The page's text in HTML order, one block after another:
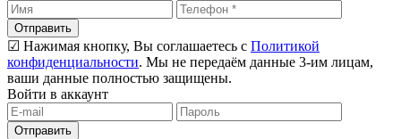
Отправить
☑ Нажимая кнопку, Вы соглашаетесь с Политикой
конфиденциальности. Мы не передаём данные 3-им лицам,
ваши данные полностью защищены.
Войти в аккаунт
Отправить